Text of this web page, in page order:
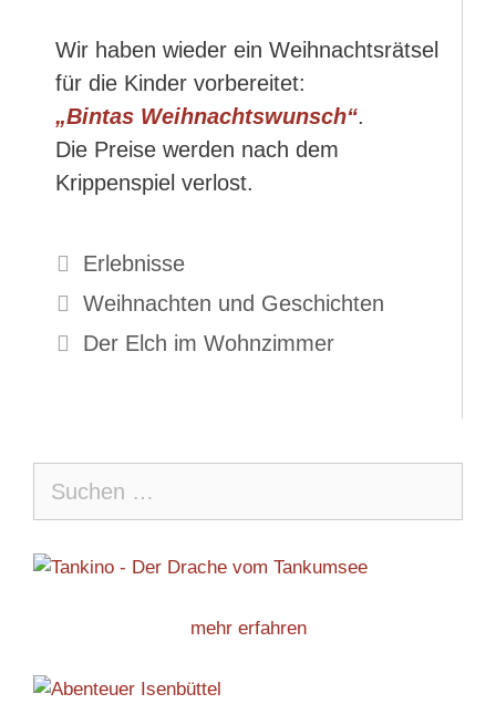
Wir haben wieder ein Weihnachtsrätsel
für die Kinder vorbereitet:
„Bintas Weihnachtswunsch“.
Die Preise werden nach dem
Krippenspiel verlost.
Kategorien
Erlebnisse
Weihnachten und Geschichten
Der Elch im Wohnzimmer
nach:
mehr erfahren